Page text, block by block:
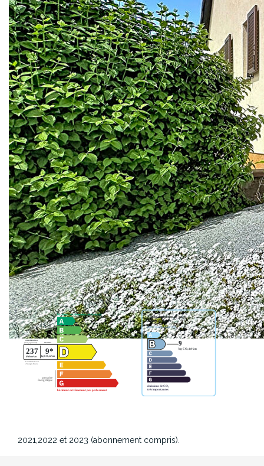
Blog
ESPACE BAILLEURS
ESPACE VENDEUR
CONTACT
Description
Réf : 298
VENDU ET C'EST PLIÉ !
Si vous aussi vous cherchez un bien sur ce secteur,
nous vous proposons de nous écrire à
info@origami.immo afin de nous transmettre votre
requête ou de vous inscrire sur notre site
www.origami.immo.
Ainsi, vous recevrez en avant première et avant toute
diffusion nos offres par mail !
A bientôt !
La Team ORIGAMI
Nos honoraires Nous contacter
Diagnostics énergétiques
2021,2022 et 2023 (abonnement compris).